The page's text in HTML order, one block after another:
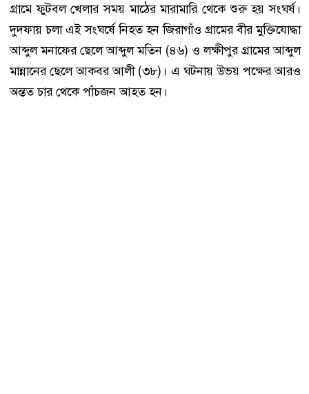
গ্রামে ফুটবল খেলার সময় মাঠের মারামারি থেকে শুরু হয় সংঘর্ষ।
দুদফায় চলা এই সংঘর্ষে নিহত হন জিরাগাঁও গ্রামের বীর মুক্তিযোদ্ধা
আব্দুল মনাফের ছেলে আব্দুল মতিন (৪৬) ও লক্ষীপুর গ্রামের আব্দুল
মান্নানের ছেলে আকবর আলী (৩৮)। এ ঘটনায় উভয় পক্ষের আরও
অন্তত চার থেকে পাঁচজন আহত হন।